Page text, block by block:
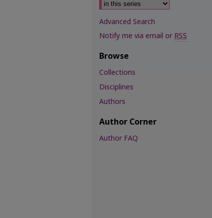
Advanced Search
Notify me via email orRSS
Browse
Collections
Disciplines
Authors
Author Corner
Author FAQ